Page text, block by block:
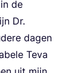
de
Dr.
dagen
Teva